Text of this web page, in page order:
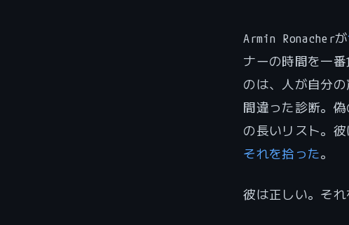
Armin Ronacherが
ナーの時間を一
のは、人が自分
間違った診断。
の長いリスト。
それを拾った。
彼は正しい。それ